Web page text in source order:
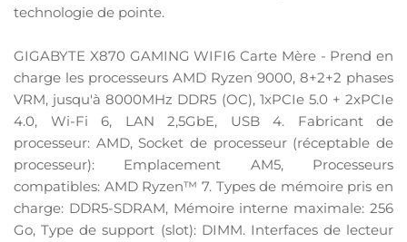
technologie de pointe.
GIGABYTE X870 GAMING WIFI6 Carte Mère - Prend en
charge les processeurs AMD Ryzen 9000, 8+2+2 phases
VRM, jusqu'à 8000MHz DDR5 (OC), 1xPCIe 5.0 + 2xPCIe
4.0, Wi-Fi 6, LAN 2,5GbE, USB 4. Fabricant de
processeur: AMD, Socket de processeur (réceptable de
processeur): Emplacement AM5, Processeurs
compatibles: AMD Ryzen™ 7. Types de mémoire pris en
charge: DDR5-SDRAM, Mémoire interne maximale: 256
Go, Type de support (slot): DIMM. Interfaces de lecteur